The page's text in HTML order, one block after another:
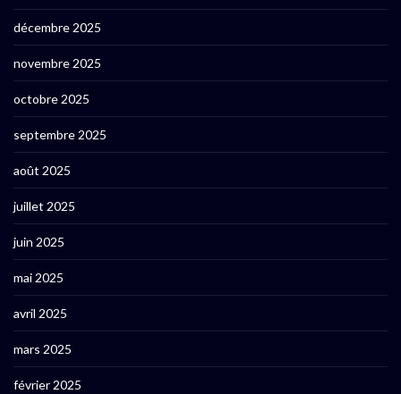
décembre 2025
novembre 2025
octobre 2025
septembre 2025
août 2025
juillet 2025
juin 2025
mai 2025
avril 2025
mars 2025
février 2025